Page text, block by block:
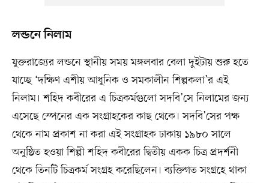
লন্ডনে নিলাম
যুক্তরাজ্যের লন্ডনে স্থানীয় সময় মঙ্গলবার বেলা দুইটায় শুরু হতে
যাচ্ছে ‘দক্ষিণ এশীয় আধুনিক ও সমকালীন শিল্পকলা’র এই
নিলাম। শহিদ কবীরের এ চিত্রকর্মগুলো সদবি’সে নিলামের জন্য
এসেছে স্পেনের এক সংগ্রাহকের কাছ থেকে। সদবি’সের পক্ষ
থেকে নাম প্রকাশ না করা এই সংগ্রাহক ঢাকায় ১৯৮০ সালে
অনুষ্ঠিত হওয়া শিল্পী শহিদ কবীরের দ্বিতীয় একক চিত্র প্রদর্শনী
থেকে তিনটি চিত্রকর্ম সংগ্রহ করেছিলেন। ব্যক্তিগত সংগ্রহে থাকা